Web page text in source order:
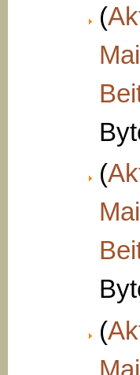
(
(
(